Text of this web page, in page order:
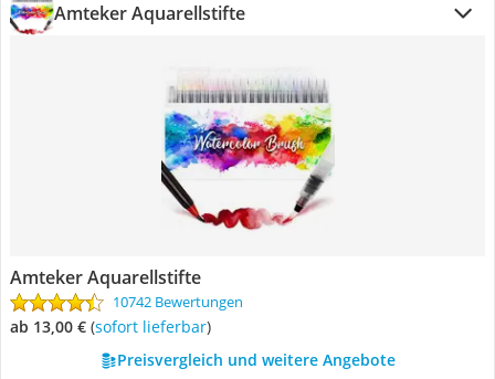
Amteker Aquarellstifte
Amteker Aquarellstifte
10742 Bewertungen
ab 13,00 € ( Sofort lieferbar)
Preisvergleich und weitere Angebote